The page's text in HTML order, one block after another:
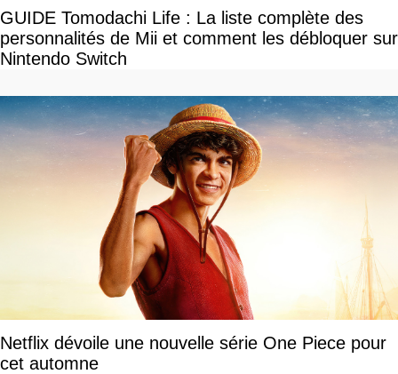
GUIDE Tomodachi Life : La liste complète des
personnalités de Mii et comment les débloquer sur
Nintendo Switch
Netflix dévoile une nouvelle série One Piece pour
cet automne